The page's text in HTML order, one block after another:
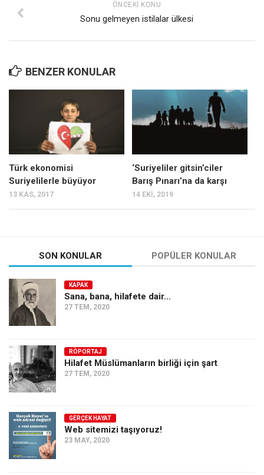
ÖNCEKI KONU
Sonu gelmeyen istilalar ülkesi
BENZER KONULAR
Türk ekonomisi
Suriyelilerle büyüyor
13 KAS, 2017
‘Suriyeliler gitsin’ciler
Barış Pınarı’na da karşı
14 EKI, 2019
SON KONULAR POPÜLER KONULAR
KAPAK
Sana, bana, hilafete dair…
27 TEM, 2020
RÖPORTAJ
Hilafet Müslümanların birliği için şart
27 TEM, 2020
GERÇEK HAYAT
Web sitemizi taşıyoruz!
23 MAY, 2020